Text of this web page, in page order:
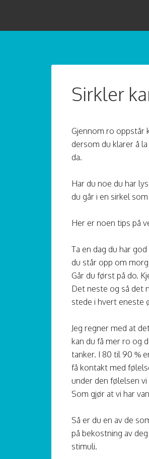
Sirkler
Gjennom ro oppstår
dersom du klarer å
da.
Har du noe du har
du går i en sirkel
Her er noen tips på
Ta en dag du har
du står opp om
Går du først på do.
Det neste og så det
stede i hvert eneste
Jeg regner med at
kan du få mer ro og
tanker. I 80 til 90 %
få kontakt med
under den følelsen
Som gjør at vi har
Så er du en av de
på bekostning av
stimuli.